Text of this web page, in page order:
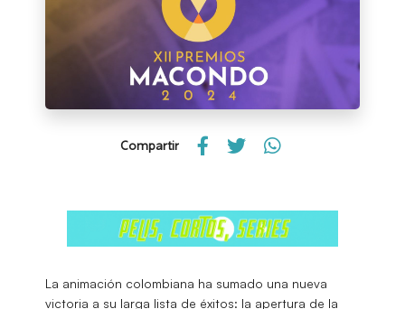
Compartir
La animación colombiana ha sumado una nueva
victoria a su larga lista de éxitos: la apertura de la